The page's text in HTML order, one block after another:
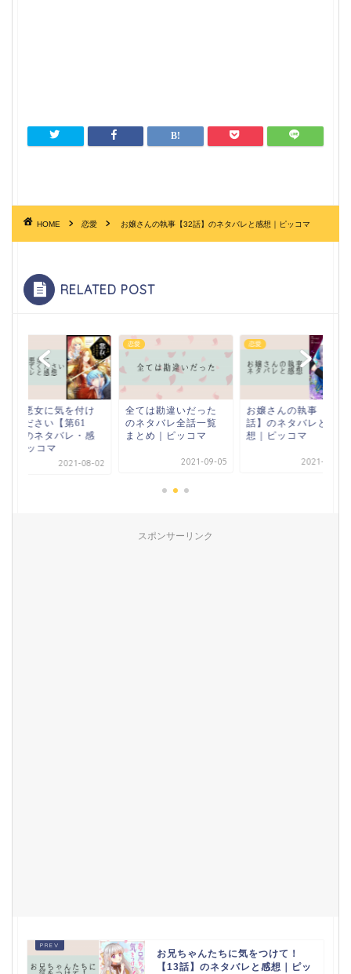
HOME 恋愛 お嬢さんの執事【32話】のネタバレと感想｜ピッコマ
RELATED POST
全ては勘違いだった
のネタバレ全話一覧
まとめ｜ピッコマ
2021-09-05
恋愛
お嬢さんの執事【39
話】のネタバレと感
想｜ピッコマ
2021-03-28
恋愛
その悪女に気を付け
てください【第61
話】のネタバレ・感
2021-08-02
スポンサーリンク
お兄ちゃんたちに気をつけて！
【13話】のネタバレと感想｜ピッ